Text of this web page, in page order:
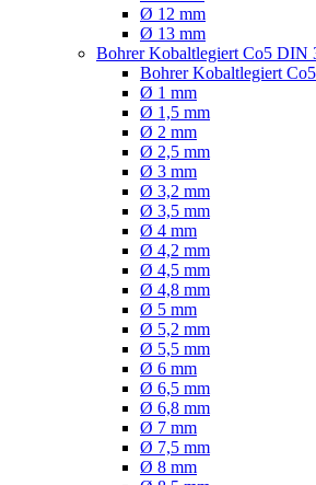
Ø 12 mm
Ø 13 mm
Bohrer Kobaltlegiert Co5 DIN
Bohrer Kobaltlegiert
Ø 1 mm
Ø 1,5 mm
Ø 2 mm
Ø 2,5 mm
Ø 3 mm
Ø 3,2 mm
Ø 3,5 mm
Ø 4 mm
Ø 4,2 mm
Ø 4,5 mm
Ø 4,8 mm
Ø 5 mm
Ø 5,2 mm
Ø 5,5 mm
Ø 6 mm
Ø 6,5 mm
Ø 6,8 mm
Ø 7 mm
Ø 7,5 mm
Ø 8 mm